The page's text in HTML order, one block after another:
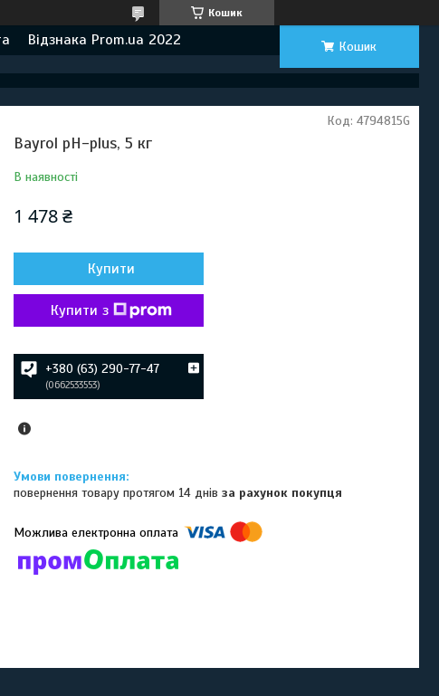
Кошик
Відзнака Prom.ua 2022 Кошик
Bayrol рН-plus, 5 кг
В наявності
Код: 4794815G
1 478 ₴
Купити
Купити з
+380 (63) 290-77-47
0662533553
повернення товару протягом 14 днівза рахунок покупця